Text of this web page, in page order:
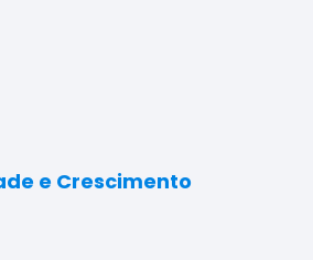
e Crescimento